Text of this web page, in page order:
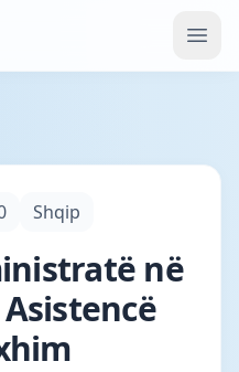
Shqip
në